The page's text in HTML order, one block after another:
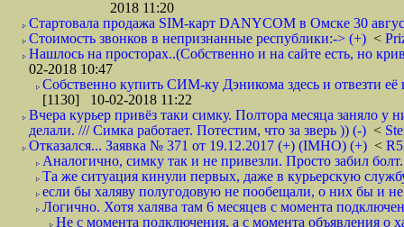
2018 11:20
Стартовала продажа SIM-карт DANYCOM в Омске 30
Стоимость звонков в непризнанные республики:-> (+) <
Нашлось на просторах..(Собственно и на сайте есть, но
02-2018 10:47
Собственно купить СИМ-ку Дэникома здесь и отвезти
[1130] 10-02-2018 11:22
Вчера курьер привёз таки симку. Полтора месяца заняло
делали. /// Симка работает. Потестим, что за зверь )) (-) <
Отказался... Заявка № 371 от 19.12.2017 (+) (IMHO) (+) <
Аналогично, симку так и не привезли. Просто забил
Та же ситуация кинули первых, даже в курьерскую
если бы халяву полугодовую не пообещали, о них бы и
Логично. Хотя халява там 6 месяцев с момента
Не с момента подключения, а с момента объявления о